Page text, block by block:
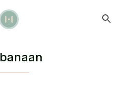
banaan